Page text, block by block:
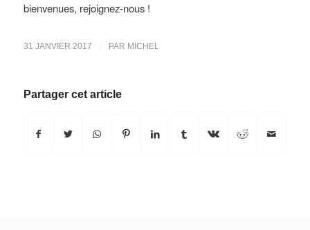
bienvenues, rejoignez-nous !
31 JANVIER 2017 / PAR MICHEL
Partager cet article